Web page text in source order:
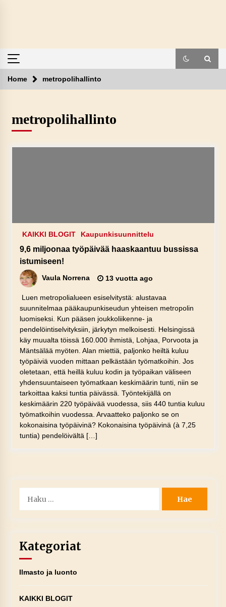
Home metropolihallinto
metropolihallinto
KAIKKI BLOGIT Kaupunkisuunnittelu
9,6 miljoonaa työpäivää haaskaantuu bussissa
istumiseen!
Vaula Norrena 13 vuotta ago
Luen metropolialueen esiselvitystä: alustavaa
suunnitelmaa pääkaupunkiseudun yhteisen metropolin
luomiseksi. Kun pääsen joukkoliikenne- ja
pendelöintiselvityksiin, järkytyn melkoisesti. Helsingissä
käy muualta töissä 160.000 ihmistä, Lohjaa, Porvoota ja
Mäntsälää myöten. Alan miettiä, paljonko heiltä kuluu
työpäiviä vuoden mittaan pelkästään työmatkoihin. Jos
oletetaan, että heillä kuluu kodin ja työpaikan väliseen
yhdensuuntaiseen työmatkaan keskimäärin tunti, niin se
tarkoittaa kaksi tuntia päivässä. Työntekijällä on
keskimäärin 220 työpäivää vuodessa, siis 440 tuntia kuluu
työmatkoihin vuodessa. Arvaatteko paljonko se on
kokonaisina työpäivinä? Kokonaisina työpäivinä (à 7,25
tuntia) pendelöivältä […]
Kategoriat
Ilmasto ja luonto
KAIKKI BLOGIT